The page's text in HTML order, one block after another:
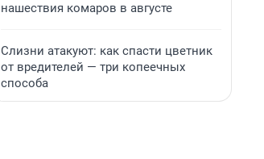
нашествия комаров в августе
Слизни атакуют: как спасти цветник
от вредителей — три копеечных
способа